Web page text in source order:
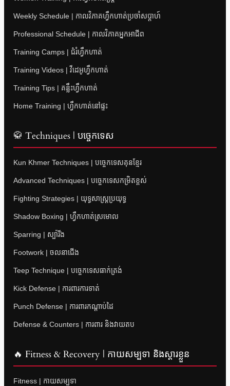
Weekly Schedule | កាលវិភាគហ្វឹកហាត់ប្រចាំសប្តាហ៍
Professional Schedule | កាលវិភាគអ្នកអាជីព
Training Camps | ជំរំហ្វឹកហាត់
Training Videos | វីដេអូហ្វឹកហាត់
Training Tips | គន្លឹះហ្វឹកហាត់
Home Training | ហ្វឹកហាត់នៅផ្ទះ
🥋 Techniques | បច្ចេកទេស
Kun Khmer Techniques | បច្ចេកទេសគុនខ្មែរ
Advanced Techniques | បច្ចេកទេសកម្រិតខ្ពស់
Fighting Strategies | យុទ្ធសាស្ត្រប្រយុទ្ធ
Shadow Boxing | ហ្វឹកហាត់ស្រមោល
Sparring | ស្ប៉ារីង
Footwork | ចលនាជើង
Teep Technique | បច្ចេកទេសធាក់ត្រង់
Kick Defense | ការពារការទាត់
Punch Defense | ការពារកណ្តាប់ដៃ
Defense & Counters | ការពារ និងវាយតប
🔥 Fitness & Recovery | កាយសម្បទា និងស្តារខ្លួន
Fitness | កាយសម្បទា